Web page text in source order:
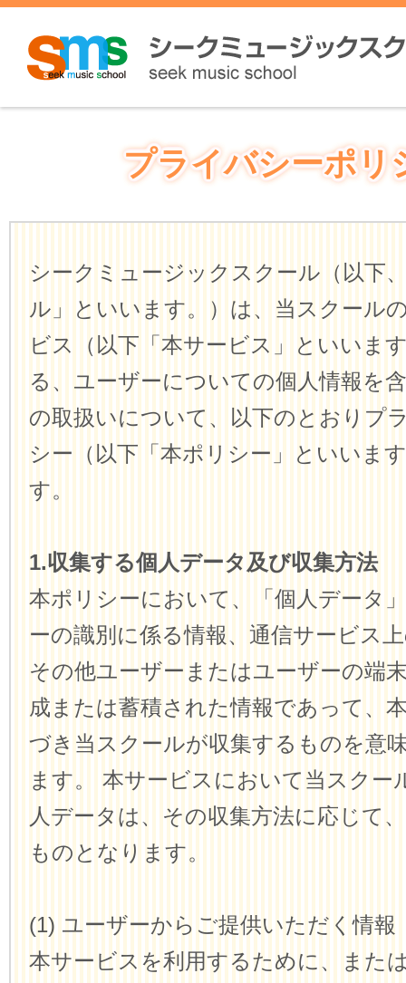
プライバシーポリ
シークミュージックスクール（以下
ル」といいます。）は、当スクール
ビス（以下「本サービス」といいま
る、ユーザーについての個人情報を
の取扱いについて、以下のとおりプ
シー（以下「本ポリシー」といいま
す。
1.収集する個人データ及び収集方法
本ポリシーにおいて、「個人データ
ーの識別に係る情報、通信サービス
その他ユーザーまたはユーザーの端
成または蓄積された情報であって、
づき当スクールが収集するものを意
ます。 本サービスにおいて当スクー
人データは、その収集方法に応じて
ものとなります。
(1) ユーザーからご提供いただく情報
本サービスを利用するために、また